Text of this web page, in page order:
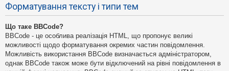
Форматування тексту і типи тем
Що таке BBCode?
BBCode - це особлива реалізація HTML, що пропонує великі
можливості щодо форматування окремих частин повідомлення.
Можливість використання BBCode визначається адміністратором,
однак BBCode також може бути відключений на рівні повідомлення в